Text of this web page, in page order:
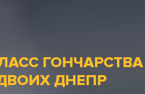
ГОНЧАРСТВА
ДНЕПР